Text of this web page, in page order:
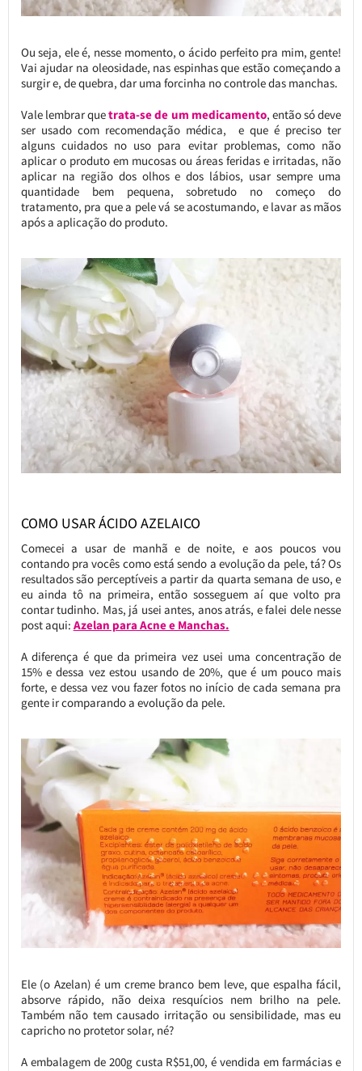
Ou seja, ele é, nesse momento, o ácido perfeito pra mim, gente!
Vai ajudar na oleosidade, nas espinhas que estão começando a
surgir e, de quebra, dar uma forcinha no controle das manchas.
Vale lembrar quetrata-se de um medicamento, então só deve
ser usado com recomendação médica, e que é preciso ter
alguns cuidados no uso para evitar problemas, como não
aplicar o produto em mucosas ou áreas feridas e irritadas, não
aplicar na região dos olhos e dos lábios, usar sempre uma
quantidade bem pequena, sobretudo no começo do
tratamento, pra que a pele vá se acostumando, e lavar as mãos
após a aplicação do produto.
COMO USAR ÁCIDO AZELAICO
Comecei a usar de manhã e de noite, e aos poucos vou
contando pra vocês como está sendo a evolução da pele, tá? Os
resultados são perceptíveis a partir da quarta semana de uso, e
eu ainda tô na primeira, então sosseguem aí que volto pra
contar tudinho. Mas, já usei antes, anos atrás, e falei dele nesse
post aqui: Azelan para Acne e Manchas.
A diferença é que da primeira vez usei uma concentração de
15% e dessa vez estou usando de 20%, que é um pouco mais
forte, e dessa vez vou fazer fotos no início de cada semana pra
gente ir comparando a evolução da pele.
Ele (o Azelan) é um creme branco bem leve, que espalha fácil,
absorve rápido, não deixa resquícios nem brilho na pele.
Também não tem causado irritação ou sensibilidade, mas eu
capricho no protetor solar, né?
A embalagem de 200g custa R$51,00, é vendida em farmácias e